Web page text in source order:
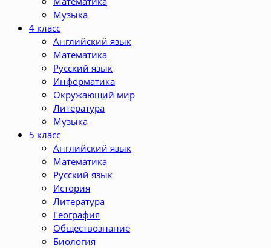
Музыка
4 класс
Английский язык
Математика
Русский язык
Информатика
Окружающий мир
Литература
Музыка
5 класс
Английский язык
Математика
Русский язык
История
Литература
География
Обществознание
Биология